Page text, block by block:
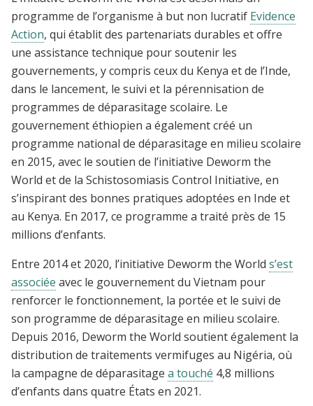
programme de l’organisme à but non lucratif Evidence
Action, qui établit des partenariats durables et offre
une assistance technique pour soutenir les
gouvernements, y compris ceux du Kenya et de l’Inde,
dans le lancement, le suivi et la pérennisation de
programmes de déparasitage scolaire. Le
gouvernement éthiopien a également créé un
programme national de déparasitage en milieu scolaire
en 2015, avec le soutien de l’initiative Deworm the
World et de la Schistosomiasis Control Initiative, en
s’inspirant des bonnes pratiques adoptées en Inde et
au Kenya. En 2017, ce programme a traité près de 15
millions d’enfants.
Entre 2014 et 2020, l’initiative Deworm the World s’est
associée avec le gouvernement du Vietnam pour
renforcer le fonctionnement, la portée et le suivi de
son programme de déparasitage en milieu scolaire.
Depuis 2016, Deworm the World soutient également la
distribution de traitements vermifuges au Nigéria, où
la campagne de déparasitage a touché 4,8 millions
d’enfants dans quatre États en 2021.